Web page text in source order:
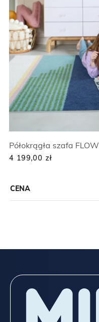
CENA
Półokrągła szafa FLOW
4 199,00 zł